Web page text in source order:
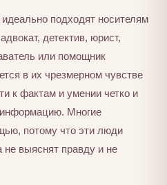
подходят носителям
детектив, юрист,
или помощник
в их чрезмерном чувстве
к фактам и умении четко и
Многие
потому что эти люди
не выяснят правду и не